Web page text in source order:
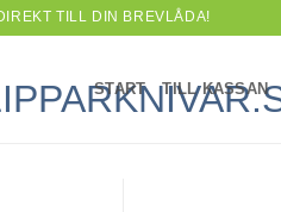
TILL DIN BREVLÅDA!
START TILL KASSAN